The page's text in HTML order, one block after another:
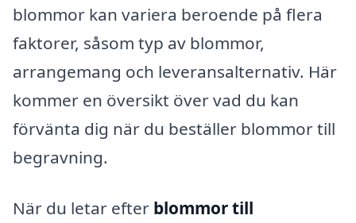
blommor kan variera beroende på flera
faktorer, såsom typ av blommor,
arrangemang och leveransalternativ. Här
kommer en översikt över vad du kan
förvänta dig när du beställer blommor till
begravning.
När du letar efter blommor till